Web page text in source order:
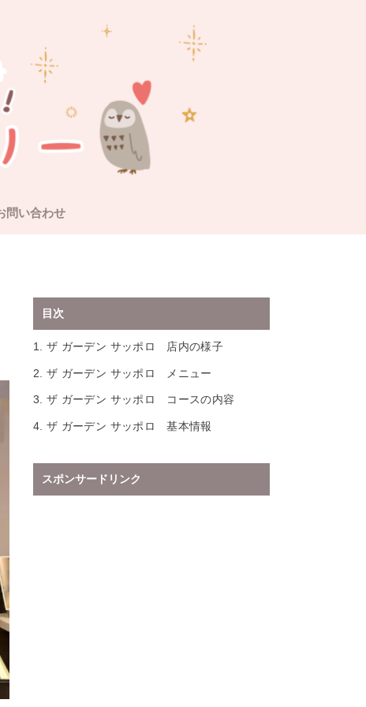
問い合わせ
目次
1. ザ ガーデン サッポロ 店内の様子
2. ザ ガーデン サッポロ メニュー
3. ザ ガーデン サッポロ コースの内容
4. ザ ガーデン サッポロ 基本情報
スポンサードリンク